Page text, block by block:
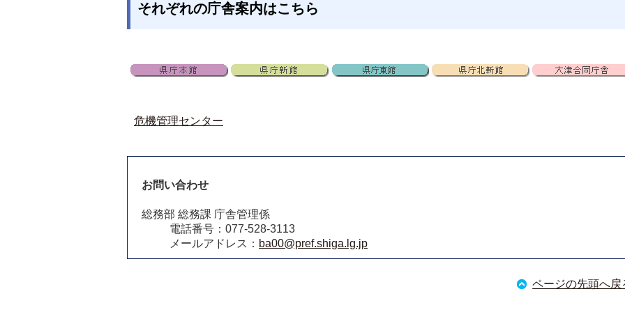
それぞれの庁舎案内はこちら
危機管理センター
お問い合わせ
総務部 総務課 庁舎管理係
電話番号：077-528-3113
メールアドレス： ba00@pref.shiga.lg.jp
ページの先頭へ戻